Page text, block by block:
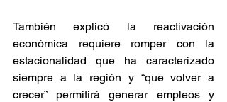
También explicó la reactivación
económica requiere romper con la
estacionalidad que ha caracterizado
siempre a la región y “que volver a
crecer” permitirá generar empleos y